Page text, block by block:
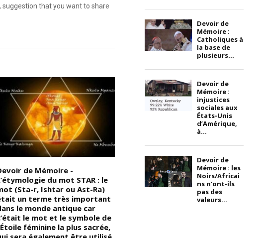
suggestion that you want to share
de Mémoire -
du mot STAR : le
(Sta-r, Ishtar ou Ast-Ra)
un terme très important
le monde antique car
le mot et le symbole de
féminine la plus sacrée,
Devoir de Mémoire – Le
Jugement dernier, un autre
plagiat d’un concept
Kémétique/Égyptien : Par
Devoir de
Mémoire :
Catholiques à
la base de
plusieurs...
Devoir de
Mémoire :
injustices
sociales aux
États-Unis
d’Amérique,
à...
Devoir de
Mémoire : les
Noirs/Africai
ns n’ont-ils
pas des
valeurs...